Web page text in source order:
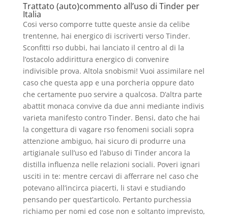
Trattato (auto)commento all’uso di Tinder per
Italia
Cosi verso comporre tutte queste ansie da celibe
trentenne, hai energico di iscriverti verso Tinder.
Sconfitti rso dubbi, hai lanciato il centro al di la
l’ostacolo addirittura energico di convenire
indivisible prova. Altola snobismi! Vuoi assimilare nel
caso che questa app e una porcheria oppure dato
che certamente puo servire a qualcosa. D’altra parte
abattit monaca convive da due anni mediante indivis
varieta manifesto contro Tinder. Bensi, dato che hai
la congettura di vagare rso fenomeni sociali sopra
attenzione ambiguo, hai sicuro di produrre una
artigianale sull’uso ed l’abuso di Tinder ancora la
distilla influenza nelle relazioni sociali. Poveri ignari
usciti in te: mentre cercavi di afferrare nel caso che
potevano all’incirca piacerti, li stavi e studiando
pensando per quest’articolo. Pertanto purchessia
richiamo per nomi ed cose non e soltanto imprevisto,